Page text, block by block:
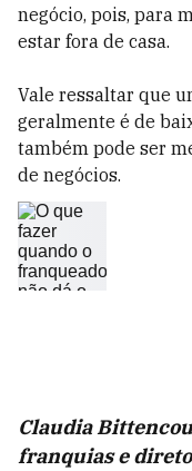
negócio, pois, para
estar fora de casa.
Vale ressaltar que
geralmente é de
também pode ser
de negócios.
Claudia
franquias e